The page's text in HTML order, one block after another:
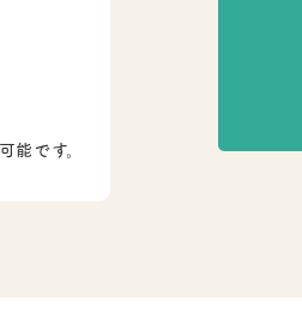
です。